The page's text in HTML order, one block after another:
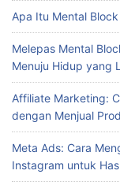
Apa Itu Mental
Melepas Mental
Menuju Hidup yang
Affiliate Marketing:
dengan Menjual
Meta Ads: Cara
Instagram untuk